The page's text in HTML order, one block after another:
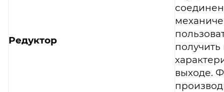
Редуктор
выходе.